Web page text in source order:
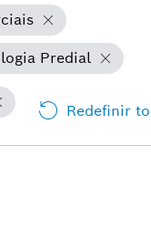
Predial
Redefinir